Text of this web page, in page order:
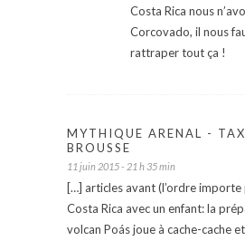
Costa Rica nous
Corcovado, il nous
rattraper tout ça !
MYTHIQUE ARENAL -
BROUSSE
11 juin 2015 - 21 h 35 min
[…] articles avant (l’ordre importe
Costa Rica avec un enfant: la
volcan Poás joue à cache-cache